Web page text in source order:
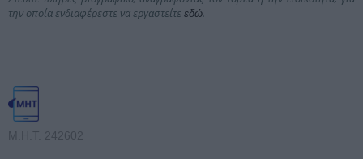
την οποία ενδιαφέρεστε να εργαστείτε εδώ.
Μ.Η.Τ. 242602